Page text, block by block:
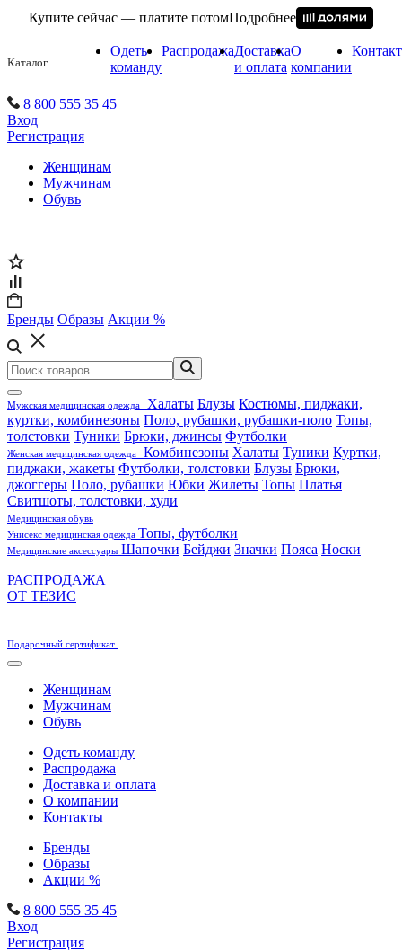
Купите сейчас — платите потомПодробнее
Каталог
Одеть
команду
РаспродажаДоставка
и оплата
О
компании
8 800 555 35 45
Вход
Регистрация
Женщинам
Мужчинам
Обувь
Бренды Образы Акции %
Мужская медицинская одежда Халаты Блузы Костюмы, пиджаки,
куртки, комбинезоны Поло, рубашки, рубашки-поло Топы,
толстовки Туники Брюки, джинсы Футболки
Женская медицинская одежда Комбинезоны Халаты Туники Куртки,
пиджаки, жакеты Футболки, толстовки Блузы Брюки,
джоггеры Поло, рубашки Юбки Жилеты Топы Платья
Свитшоты, толстовки, худи
Медицинская обувь
Унисекс медицинская одежда Топы, футболки
Медицинские аксессуары Шапочки Бейджи Значки Пояса Носки
РАСПРОДАЖА
ОТ ТЕЗИС
Подарочный сертификат
Женщинам
Мужчинам
Обувь
Одеть команду
Распродажа
Доставка и оплата
О компании
Контакты
Бренды
Образы
Акции %
8 800 555 35 45
Вход
Регистрация